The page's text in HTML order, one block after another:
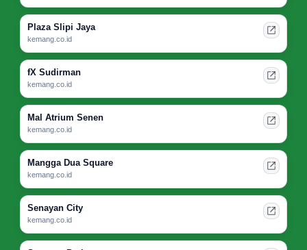
Plaza Slipi Jaya
kemang.co.id
fX Sudirman
kemang.co.id
Mal Atrium Senen
kemang.co.id
Mangga Dua Square
kemang.co.id
Senayan City
kemang.co.id